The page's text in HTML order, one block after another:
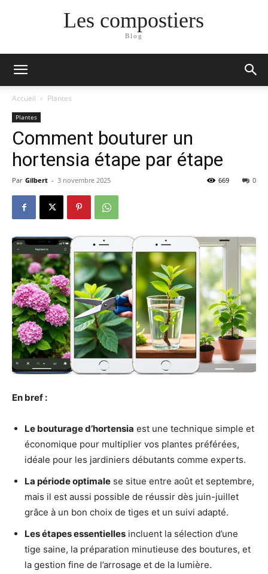
Les compostiers
Blog
Accueil Plantes
Plantes
Comment bouturer un
hortensia étape par étape
Par Gilbert - 3 novembre 2025 0
669
En bref :
Le bouturage d’hortensia est une technique simple et
économique pour multiplier vos plantes préférées,
idéale pour les jardiniers débutants comme experts.
La période optimale se situe entre août et septembre,
mais il est aussi possible de réussir dès juin-juillet
grâce à un bon choix de tiges et un suivi adapté.
Les étapes essentielles incluent la sélection d’une
tige saine, la préparation minutieuse des boutures, et
la gestion fine de l’arrosage et de la lumière.